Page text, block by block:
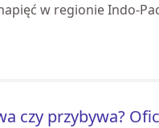
w regionie Indo-
czy przybywa?